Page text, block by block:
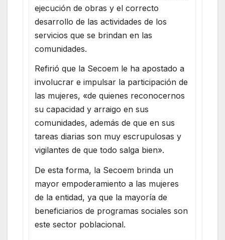
ejecución de obras y el correcto
desarrollo de las actividades de los
servicios que se brindan en las
comunidades.
Refirió que la Secoem le ha apostado a
involucrar e impulsar la participación de
las mujeres, «de quienes reconocernos
su capacidad y arraigo en sus
comunidades, además de que en sus
tareas diarias son muy escrupulosas y
vigilantes de que todo salga bien».
De esta forma, la Secoem brinda un
mayor empoderamiento a las mujeres
de la entidad, ya que la mayoría de
beneficiarios de programas sociales son
este sector poblacional.